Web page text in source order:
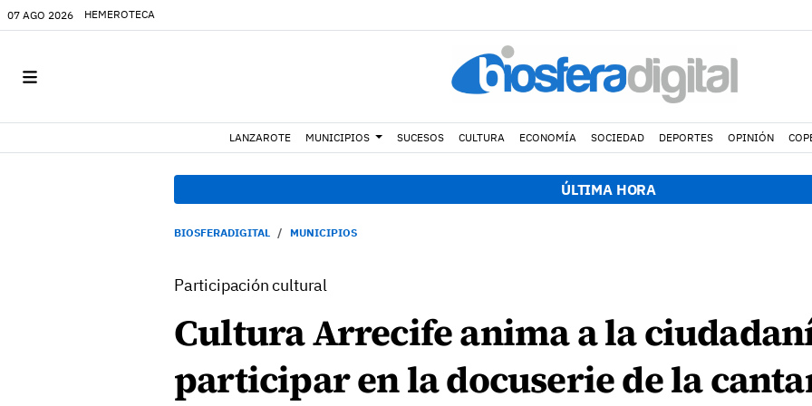
07 AGO 2026 HEMEROTECA
LANZAROTE MUNICIPIOS SUCESOS CULTURA ECONOMÍA SOCIEDAD DEPORTES OPINIÓN
ÚLTIMA HORA
BIOSFERADIGITAL MUNICIPIOS
Participación cultural
Cultura Arrecife anima a la
participar en la docuserie de la